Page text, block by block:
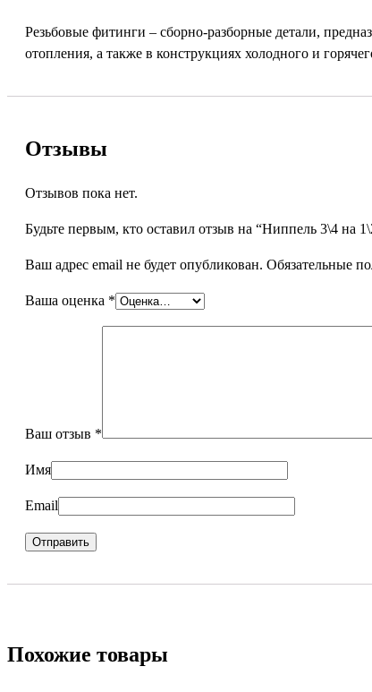
Резьбовые фитинги – сборно-разборные детали,
отопления, а также в конструкциях холодного и
Отзывы
Отзывов пока нет.
Будьте первым, кто оставил отзыв на “Ниппель 3\4 на
Ваш адрес email не будет опубликован. Обязательные
Ваша оценка *
Ваш отзыв *
Имя
Email
Похожие товары